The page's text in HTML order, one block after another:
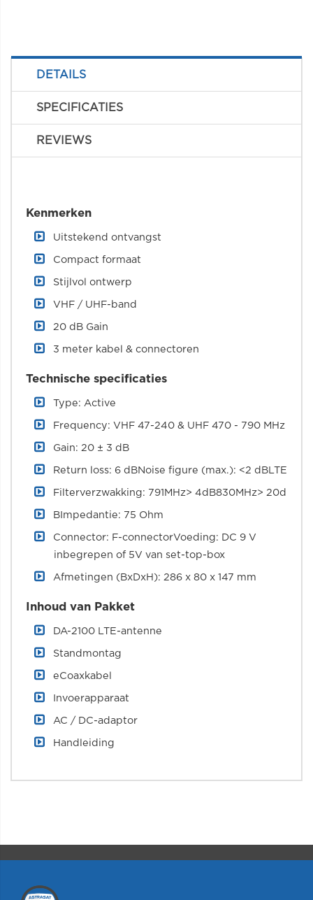
DETAILS
SPECIFICATIES
REVIEWS
Kenmerken
Uitstekend ontvangst
Compact formaat
Stijlvol ontwerp
VHF / UHF-band
20 dB Gain
3 meter kabel & connectoren
Technische specificaties
Type: Active
Frequency: VHF 47-240 & UHF 470 - 790 MHz
Gain: 20 ± 3 dB
Return loss: 6 dBNoise figure (max.): <2 dBLTE
Filterverzwakking: 791MHz> 4dB830MHz> 20d
BImpedantie: 75 Ohm
Connector: F-connectorVoeding: DC 9 V
inbegrepen of 5V van set-top-box
Afmetingen (BxDxH): 286 x 80 x 147 mm
Inhoud van Pakket
DA-2100 LTE-antenne
Standmontag
eCoaxkabel
Invoerapparaat
AC / DC-adaptor
Handleiding